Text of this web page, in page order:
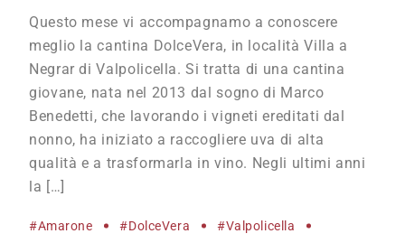
Questo mese vi accompagnamo a conoscere
meglio la cantina DolceVera, in località Villa a
Negrar di Valpolicella. Si tratta di una cantina
giovane, nata nel 2013 dal sogno di Marco
Benedetti, che lavorando i vigneti ereditati dal
nonno, ha iniziato a raccogliere uva di alta
qualità e a trasformarla in vino. Negli ultimi anni
la […]
#Amarone #DolceVera
#Valpolicella